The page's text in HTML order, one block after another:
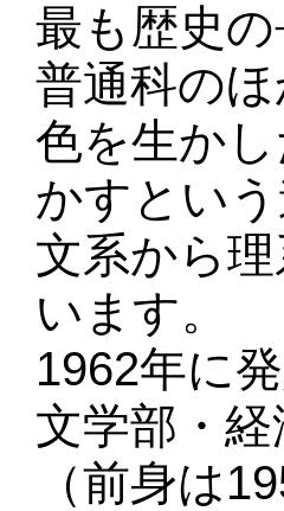
最も歴史
普通科の
色を生か
かすとい
文系から
います。
1962年に
文学部・
（前身は